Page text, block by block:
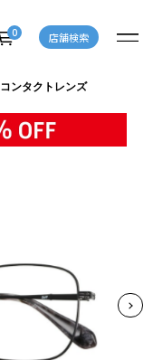
0 店舗検索
コンタクトレンズ